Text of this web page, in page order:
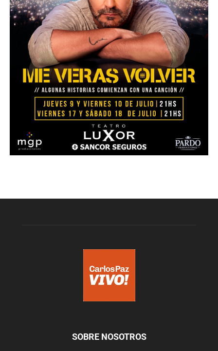
SOBRE NOSOTROS